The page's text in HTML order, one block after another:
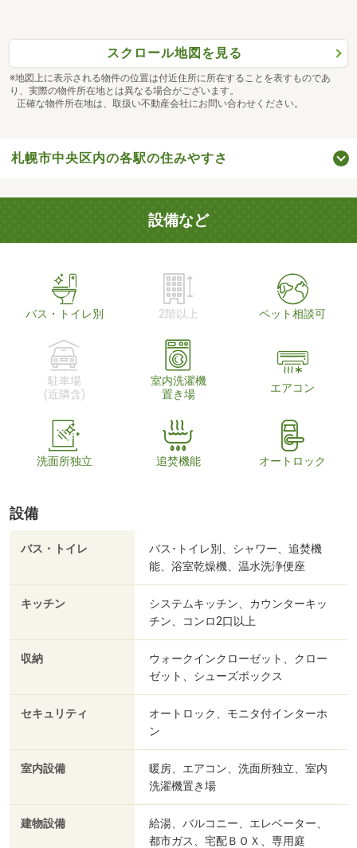
スクロール地図を見る
※地図上に表示される物件の位置は付近住所に所在することを表すものであ
り、実際の物件所在地とは異なる場合がございます。
正確な物件所在地は、取扱い不動産会社にお問い合わせください。
札幌市中央区内の各駅の住みやすさ
設備など
バス・トイレ別 2階以上 ペット相談可
駐車場
(近隣含)
室内洗濯機
置き場
エアコン
洗面所独立 追焚機能 オートロック
設備
バス・トイレ
バス･トイレ別、シャワー、追焚機
能、浴室乾燥機、温水洗浄便座
キッチン
システムキッチン、カウンターキッ
チン、コンロ2口以上
収納
ウォークインクローゼット、クロー
ゼット、シューズボックス
セキュリティ
オートロック、モニタ付インターホ
ン
室内設備
暖房、エアコン、洗面所独立、室内
洗濯機置き場
建物設備
給湯、バルコニー、エレベーター、
都市ガス、宅配ＢＯＸ、専用庭